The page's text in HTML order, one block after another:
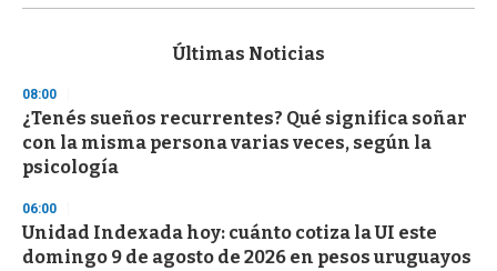
s
d
s
o
f
3
s
e
c
o
Últimas Noticias
08:00
¿Tenés sueños recurrentes? Qué significa soñar
con la misma persona varias veces, según la
psicología
06:00
Unidad Indexada hoy: cuánto cotiza la UI este
domingo 9 de agosto de 2026 en pesos uruguayos